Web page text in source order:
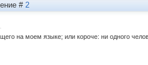
# 2
на моем языке; или короче: ни одного